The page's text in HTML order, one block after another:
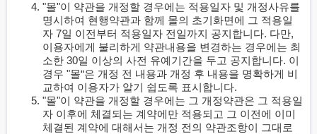
"몰"이 약관을 개정할 경우에는 적용일자 및 개정사유를
명시하여 현행약관과 함께 몰의 초기화면에 그 적용일
자 7일 이전부터 적용일자 전일까지 공지합니다. 다만,
이용자에게 불리하게 약관내용을 변경하는 경우에는 최
소한 30일 이상의 사전 유예기간을 두고 공지합니다. 이
경우 "몰“은 개정 전 내용과 개정 후 내용을 명확하게 비
교하여 이용자가 알기 쉽도록 표시합니다.
"몰"이 약관을 개정할 경우에는 그 개정약관은 그 적용일
자 이후에 체결되는 계약에만 적용되고 그 이전에 이미
체결된 계약에 대해서는 개정 전의 약관조항이 그대로